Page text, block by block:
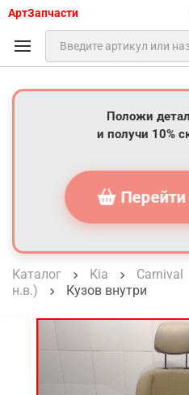
АртЗапчасти
Положи
и получи 10%
Перейти
Каталог Kia Carnival
н.в.)
Кузов внутри